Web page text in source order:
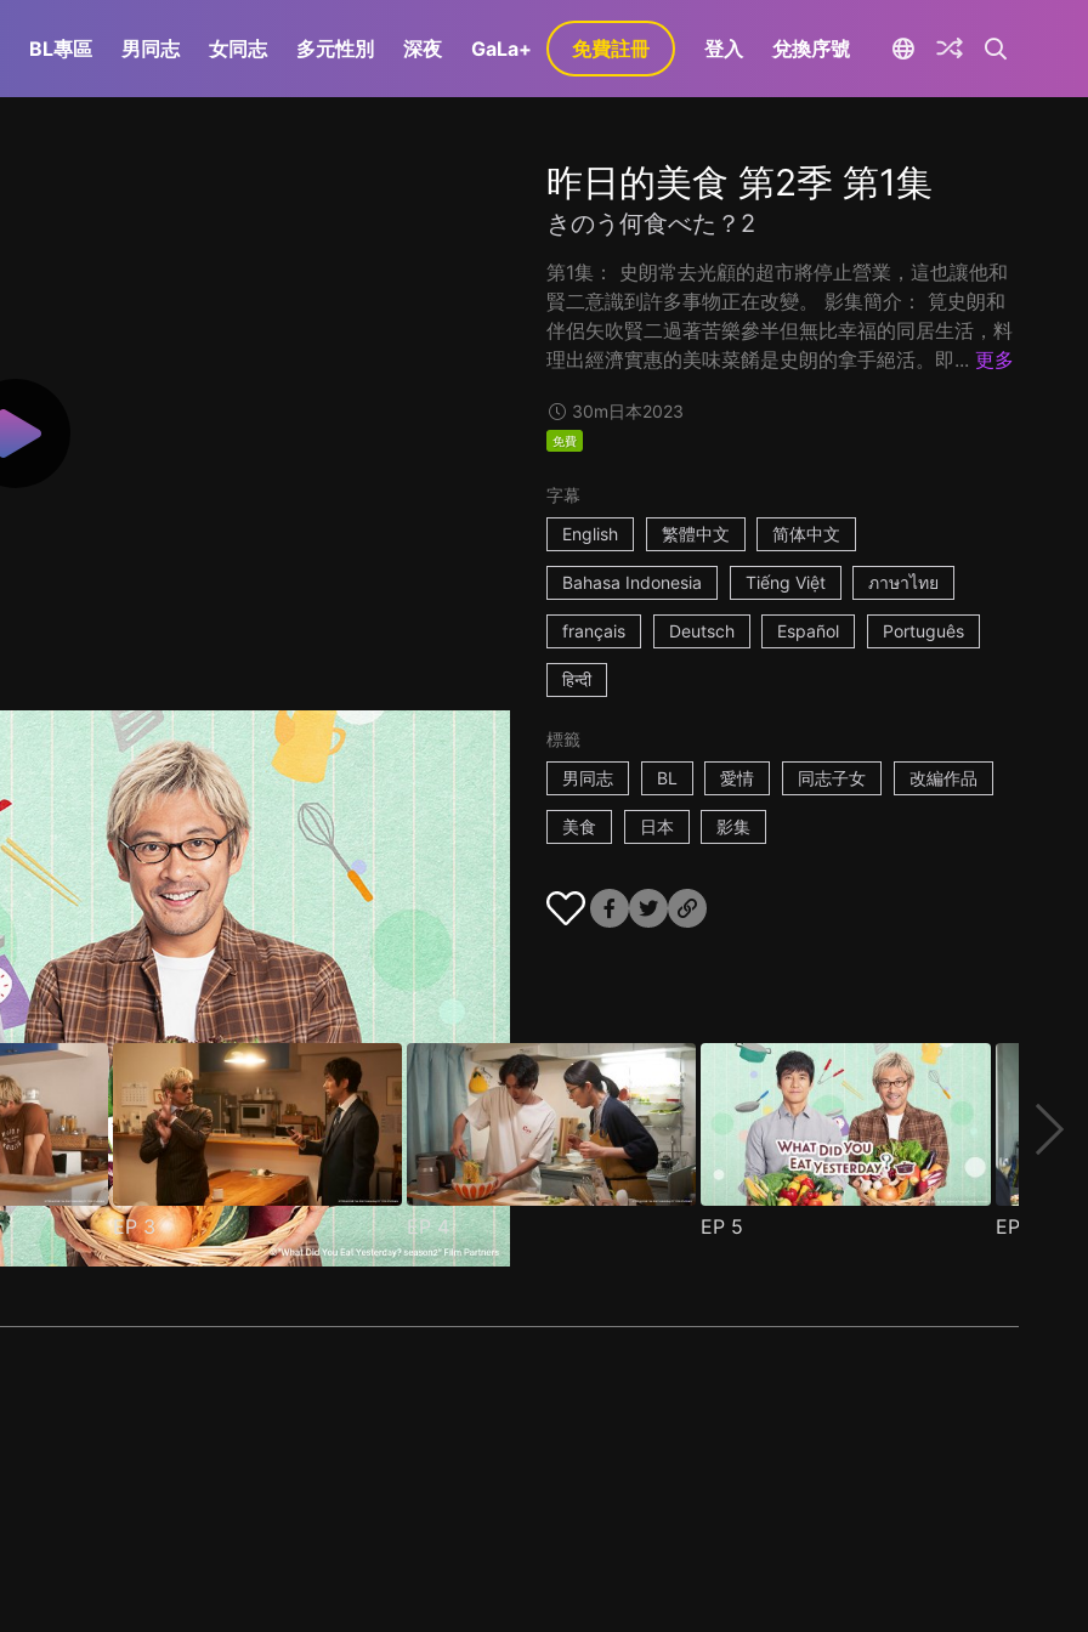
BL專區 男同志 女同志 多元性別 深夜 GaLa+ 免費註冊 登入 兌換序號
昨日的美食 第2季 第1集
きのう何食べた？2
第1集： 史朗常去光顧的超市將停止營業，這也讓他和
賢二意識到許多事物正在改變。 影集簡介： 筧史朗和
伴侶矢吹賢二過著苦樂參半但無比幸福的同居生活，料
理出經濟實惠的美味菜餚是史朗的拿手絕活。即... 更多
30m日本2023
免費
字幕
English
繁體中文 简体中文
Bahasa Indonesia Tiếng Việt ภาษาไทย
français Deutsch Español Português
हिन्दी
標籤
男同志
BL 愛情 同志子女 改編作品
美食 日本 影集
EP3 EP 4 EP 5 EP